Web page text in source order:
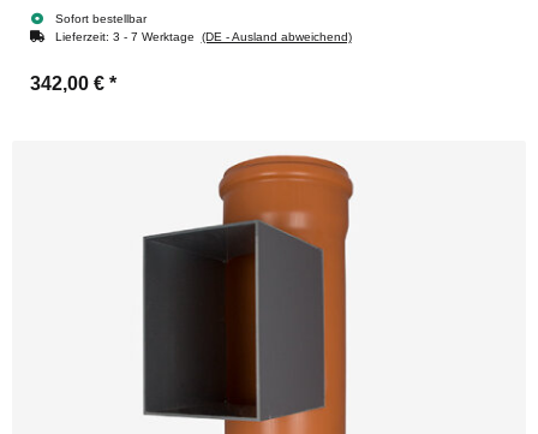
Sofort bestellbar
Lieferzeit: 3 - 7 Werktage (DE - Ausland abweichend)
342,00 € *